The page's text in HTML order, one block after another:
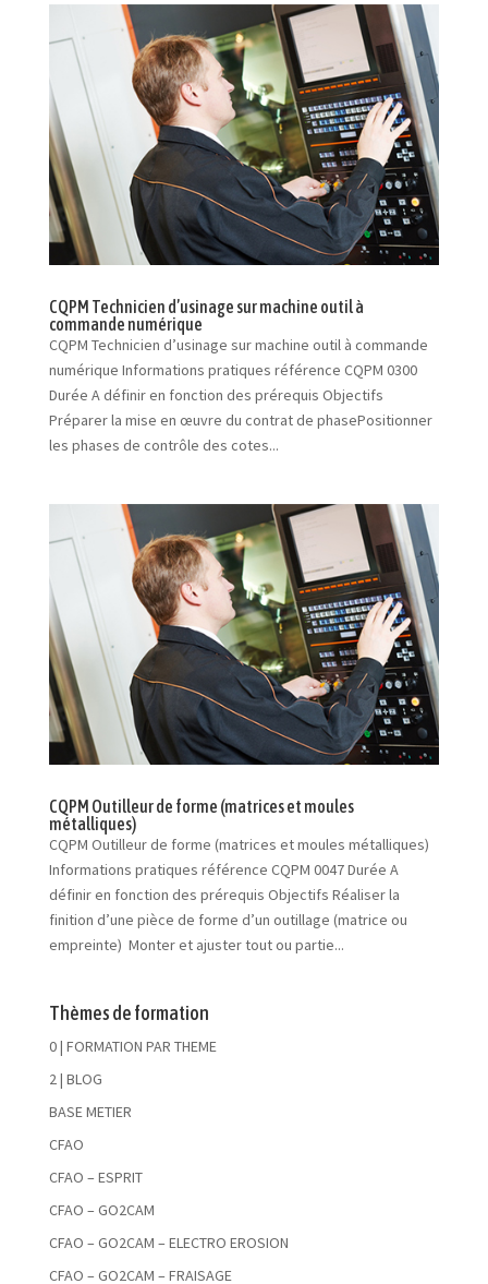
CQPM Technicien d’usinage sur machine outil à
commande numérique
CQPM Technicien d’usinage sur machine outil à commande
numérique Informations pratiques référence CQPM 0300
Durée A définir en fonction des prérequis Objectifs
Préparer la mise en œuvre du contrat de phasePositionner
les phases de contrôle des cotes...
CQPM Outilleur de forme (matrices et moules
métalliques)
CQPM Outilleur de forme (matrices et moules métalliques)
Informations pratiques référence CQPM 0047 Durée A
définir en fonction des prérequis Objectifs Réaliser la
finition d’une pièce de forme d’un outillage (matrice ou
empreinte) Monter et ajuster tout ou partie...
Thèmes de formation
0 | FORMATION PAR THEME
2 | BLOG
BASE METIER
CFAO
CFAO – ESPRIT
CFAO – GO2CAM
CFAO – GO2CAM – ELECTRO EROSION
CFAO – GO2CAM – FRAISAGE